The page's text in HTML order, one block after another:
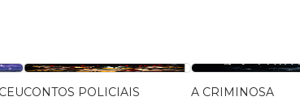
CONTOS POLICIAIS
A CRIMINOSA